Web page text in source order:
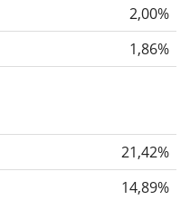
2,00%
1,86%
21,42%
14,89%